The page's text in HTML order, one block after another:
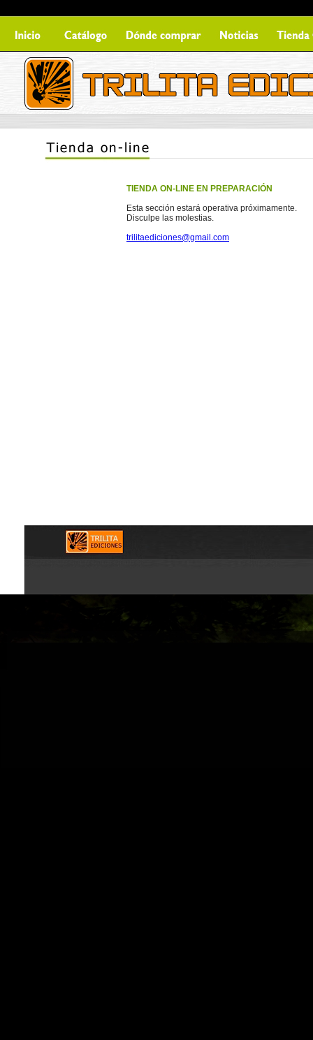
TIENDA ON-LINE EN PREPARACIÓN
Esta sección estará operativa próximamente.
Disculpe las molestias.
trilitaediciones@gmail.com